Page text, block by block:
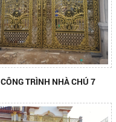
CÔNG TRÌNH NHÀ CHÚ 7